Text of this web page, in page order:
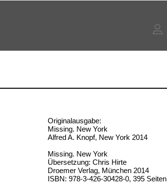
Originalausgabe:
Missing. New York
Alfred A. Knopf, New York 2014
Missing. New York
Übersetzung: Chris Hirte
Droemer Verlag, München 2014
ISBN: 978-3-426-30428-0, 395 Seiten